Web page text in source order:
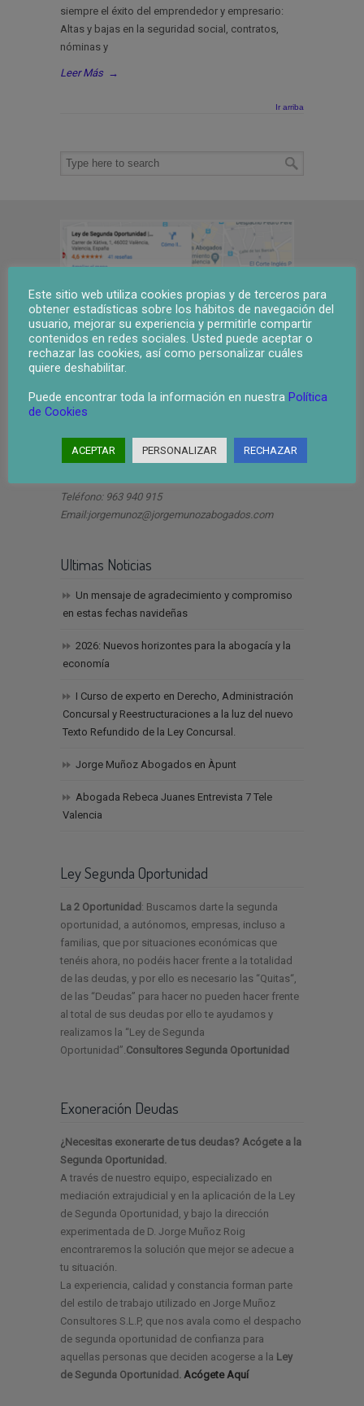
siempre el éxito del emprendedor y empresario:
Altas y bajas en la seguridad social, contratos,
nóminas y
Leer Más →
Ir arriba
ley segunda oportunidad valencia
Dirección
Teléfono: 963 940 915
Email:jorgemunoz@jorgemunozabogados.com
Ultimas Noticias
Un mensaje de agradecimiento y compromiso
en estas fechas navideñas
2026: Nuevos horizontes para la abogacía y la
economía
I Curso de experto en Derecho, Administración
Concursal y Reestructuraciones a la luz del nuevo
Texto Refundido de la Ley Concursal.
Jorge Muñoz Abogados en Àpunt
Abogada Rebeca Juanes Entrevista 7 Tele
Valencia
Ley Segunda Oportunidad
La 2 Oportunidad : Buscamos darte la segunda
oportunidad, a autónomos, empresas, incluso a
familias, que por situaciones económicas que
tenéis ahora, no podéis hacer frente a la totalidad
de las deudas, y por ello es necesario las “Quitas“,
de las “Deudas” para hacer no pueden hacer frente
al total de sus deudas por ello te ayudamos y
realizamos la “Ley de Segunda
Oportunidad”. Consultores Segunda Oportunidad
Exoneración Deudas
¿Necesitas exonerarte de tus deudas? Acógete a la
Segunda Oportunidad.
A través de nuestro equipo, especializado en
mediación extrajudicial y en la aplicación de la Ley
de Segunda Oportunidad, y bajo la dirección
experimentada de D. Jorge Muñoz Roig
encontraremos la solución que mejor se adecue a
tu situación.
La experiencia, calidad y constancia forman parte
del estilo de trabajo utilizado en Jorge Muñoz
Consultores S.L.P, que nos avala como el despacho
de segunda oportunidad de confianza para
aquellas personas que deciden acogerse a la Ley
de Segunda Oportunidad. Acógete Aquí
Este sitio web utiliza cookies propias y de terceros para
obtener estadísticas sobre los hábitos de navegación del
usuario, mejorar su experiencia y permitirle compartir
contenidos en redes sociales. Usted puede aceptar o
rechazar las cookies, así como personalizar cuáles
quiere deshabilitar.
Puede encontrar toda la información en nuestra Política
de Cookies
ACEPTAR PERSONALIZAR RECHAZAR